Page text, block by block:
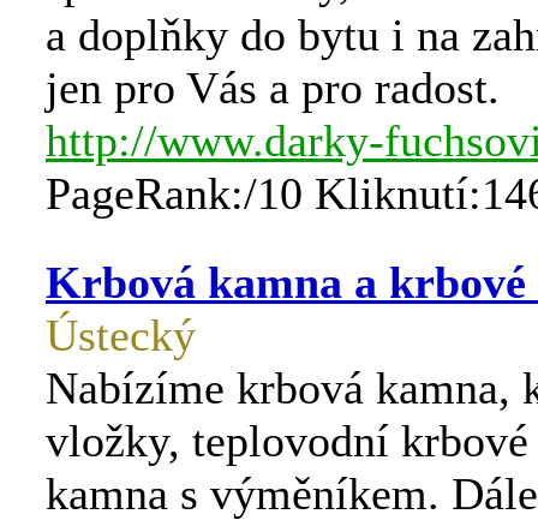
a doplňky do bytu i na
jen pro Vás a pro radost.
http://www.darky-
PageRank:/10
Krbová kamna a
Ústecký
Nabízíme krbová kamna,
vložky, teplovodní
kamna s výměníkem.